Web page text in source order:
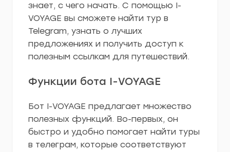
знает, с чего начать. С помощью I-
VOYAGE вы сможете найти тур в
Telegram, узнать о лучших
предложениях и получить доступ к
полезным ссылкам для путешествий.
Функции бота I-VOYAGE
Бот I-VOYAGE предлагает множество
полезных функций. Во-первых, он
быстро и удобно помогает найти туры
в телеграм, которые соответствуют